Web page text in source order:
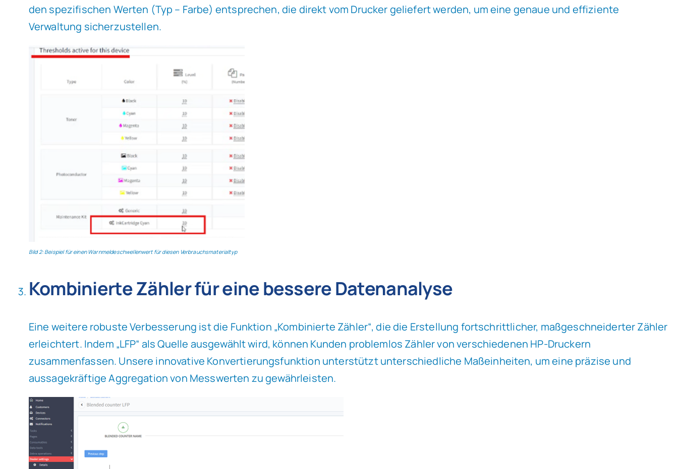
den spezifischen Werten (Typ – Farbe) entsprechen, die direkt vom Drucker geliefert werden, um eine genaue und effiziente
Verwaltung sicherzustellen.
Bild 2: Beispiel für einen Warnmeldeschwellenwert für diesen Verbrauchsmaterialtyp
Kombinierte Zähler für eine bessere Datenanalyse
Eine weitere robuste Verbesserung ist die Funktion „Kombinierte Zähler“, die die Erstellung fortschrittlicher, maßgeschneiderter Zähler
erleichtert. Indem „LFP“ als Quelle ausgewählt wird, können Kunden problemlos Zähler von verschiedenen HP-Druckern
zusammenfassen. Unsere innovative Konvertierungsfunktion unterstützt unterschiedliche Maßeinheiten, um eine präzise und
aussagekräftige Aggregation von Messwerten zu gewährleisten.